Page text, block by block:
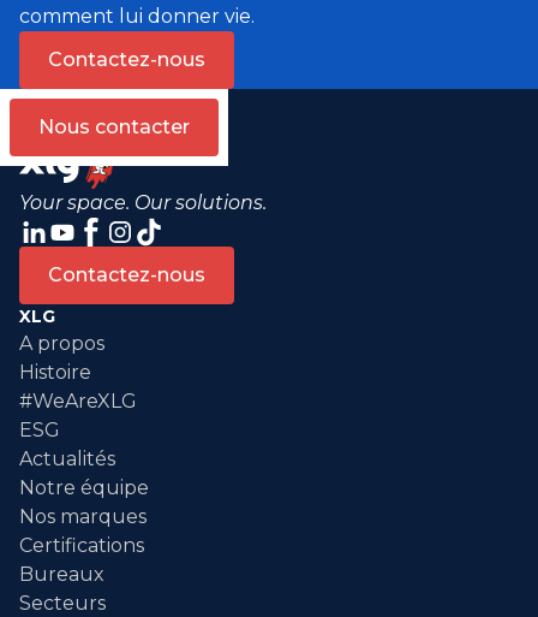
comment lui donner vie.
Contactez-nous
Nous contacter
Your space. Our solutions.
Contactez-nous
XLG
A propos
Histoire
#WeAreXLG
ESG
Actualités
Notre équipe
Nos marques
Certifications
Bureaux
Secteurs